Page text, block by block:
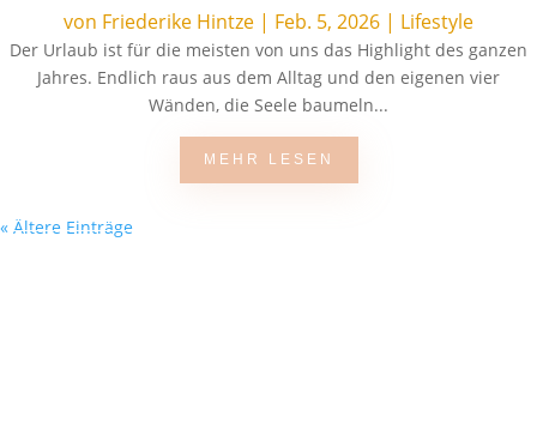
von Friederike Hintze | Feb. 5, 2026 | Lifestyle
Der Urlaub ist für die meisten von uns das Highlight des ganzen
Jahres. Endlich raus aus dem Alltag und den eigenen vier
Wänden, die Seele baumeln...
MEHR LESEN
« Ältere Einträge